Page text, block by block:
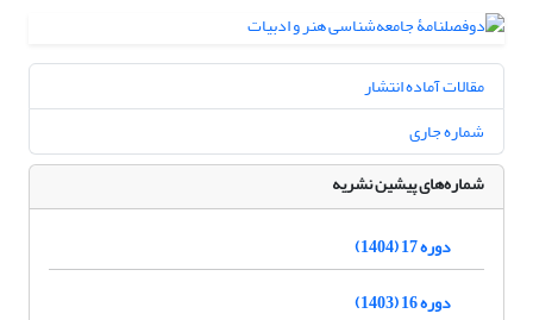
مقالات آماده انتشار
شماره جاری
شماره‌های پیشین نشریه
دوره 17 (1404)
دوره 16 (1403)